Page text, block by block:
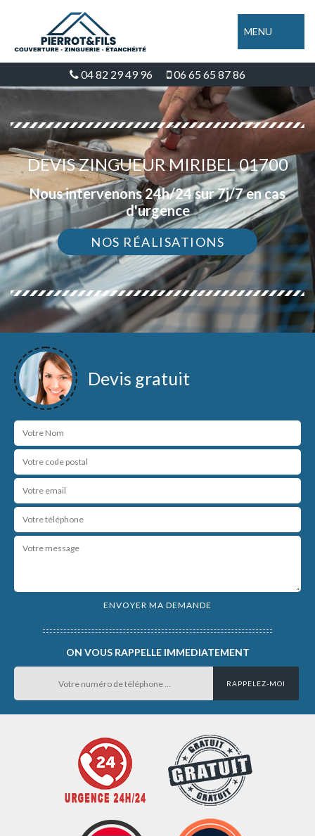
MENU
04 82 29 49 96 06 65 65 87 86
DEVIS ZINGUEUR MIRIBEL 01700
Nous intervenons 24h/24 sur 7j/7 en cas
d'urgence
NOS RÉALISATIONS
Devis gratuit
ON VOUS RAPPELLE IMMEDIATEMENT